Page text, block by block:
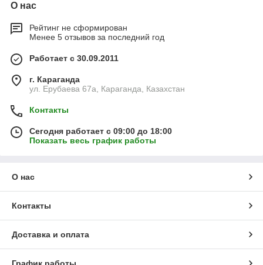
О нас
Рейтинг не сформирован
Менее 5 отзывов за последний год
Работает с 30.09.2011
г. Караганда
ул. Ерубаева 67а, Караганда, Казахстан
Контакты
Сегодня работает с 09:00 до 18:00
Показать весь график работы
О нас
Контакты
Доставка и оплата